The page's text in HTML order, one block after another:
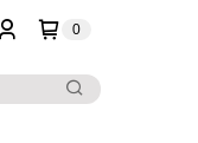
0